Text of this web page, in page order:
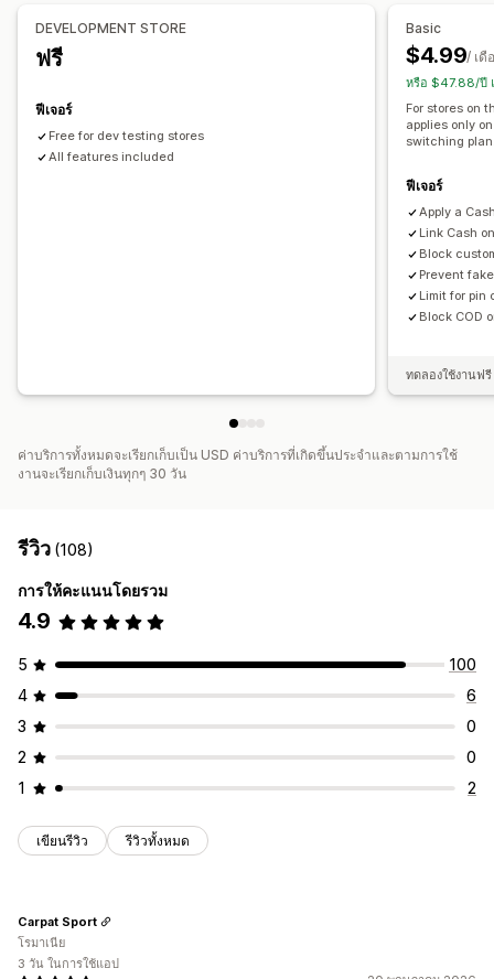
ปุ่มที่กำหนดเอง
ข้อความที่กำหนดเอง
คอนเวอร์ชันและการขายเพิ่ม
ส่วนลด
การสั่งซื้อเพียงคลิกเดียว
DEVELOPMENT STORE
ฟรี
ฟีเจอร์
Free for dev testing stores
All features included
Basic
$4.99/ เดื
หรือ $47.88/ปี
For stores on
applies only
switching
ฟีเจอร์
Apply a
Link Cash
Block
Prevent
Limit for pin
Block COD
ทดลองใช้งานฟ
ค่าบริการทั้งหมดจะเรียกเก็บเป็น USD ค่าบริการที่เกิดขึ้นประจำและตามการใช้
งานจะเรียกเก็บเงินทุกๆ 30 วัน
รีวิว (108)
การให้คะแนนโดยรวม
4.9
5
100
4
6
3
0
2
0
1
2
เขียนรีวิว รีวิวทั้งหมด
Carpat Sport
โรมาเนีย
3 วัน ในการใช้แอป